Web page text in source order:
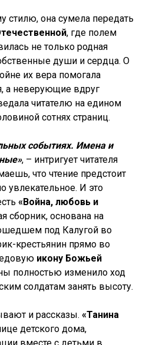
стилю, она сумела передать
, где полем
не только родная
души и сердца. О
их вера помогала
а неверующие вдруг
читателю на едином
сотнях страниц.
событиях. Имена и
, – интригует читателя
что чтение предстоит
увлекательное. И это
«Война, любовь и
сборник, основана на
под Калугой во
крестьянин прямо во
икону Божьей
полностью изменило ход
солдатам занять высоту.
и рассказы. «Танина
детского дома,